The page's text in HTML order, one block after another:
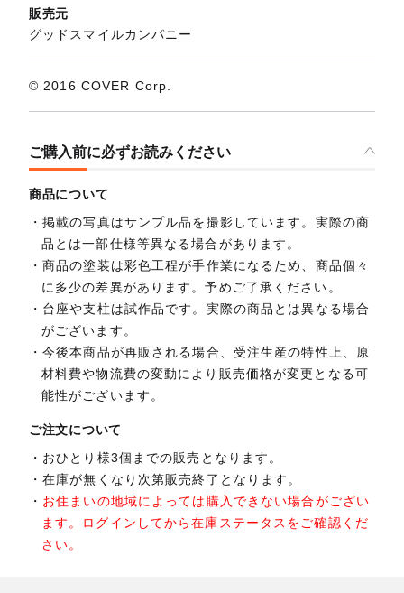
販売元
グッドスマイルカンパニー
© 2016 COVER Corp.
ご購入前に必ずお読みください
商品について
掲載の写真はサンプル品を撮影しています。実際の商
品とは一部仕様等異なる場合があります。
商品の塗装は彩色工程が手作業になるため、商品個々
に多少の差異があります。予めご了承ください。
台座や支柱は試作品です。実際の商品とは異なる場合
がございます。
今後本商品が再販される場合、受注生産の特性上、原
材料費や物流費の変動により販売価格が変更となる可
能性がございます。
ご注文について
おひとり様3個までの販売となります。
在庫が無くなり次第販売終了となります。
お住まいの地域によっては購入できない場合がござい
ます。ログインしてから在庫ステータスをご確認くだ
さい。